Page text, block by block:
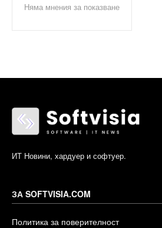
Няма мнения за показване
ИТ Новини, хардуер и софтуер.
ЗА SOFTVISIA.COM
Политика за поверителност